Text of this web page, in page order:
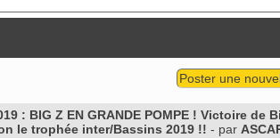
Poster une
: BIG Z EN GRANDE POMPE ! Victoire
le trophée inter/Bassins 2019 !! - par